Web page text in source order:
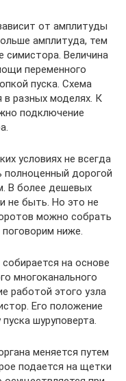
от амплитуды
амплитуда, тем
симистора. Величина
переменного
пуска. Схема
в разных моделях. К
подключение
условиях не всегда
полноценный дорогой
В более дешевых
не быть. Но это не
можно собрать
ниже.
на основе
многоканального
работой этого узла
Его положение
шуруповерта.
меняется путем
подается на щетки